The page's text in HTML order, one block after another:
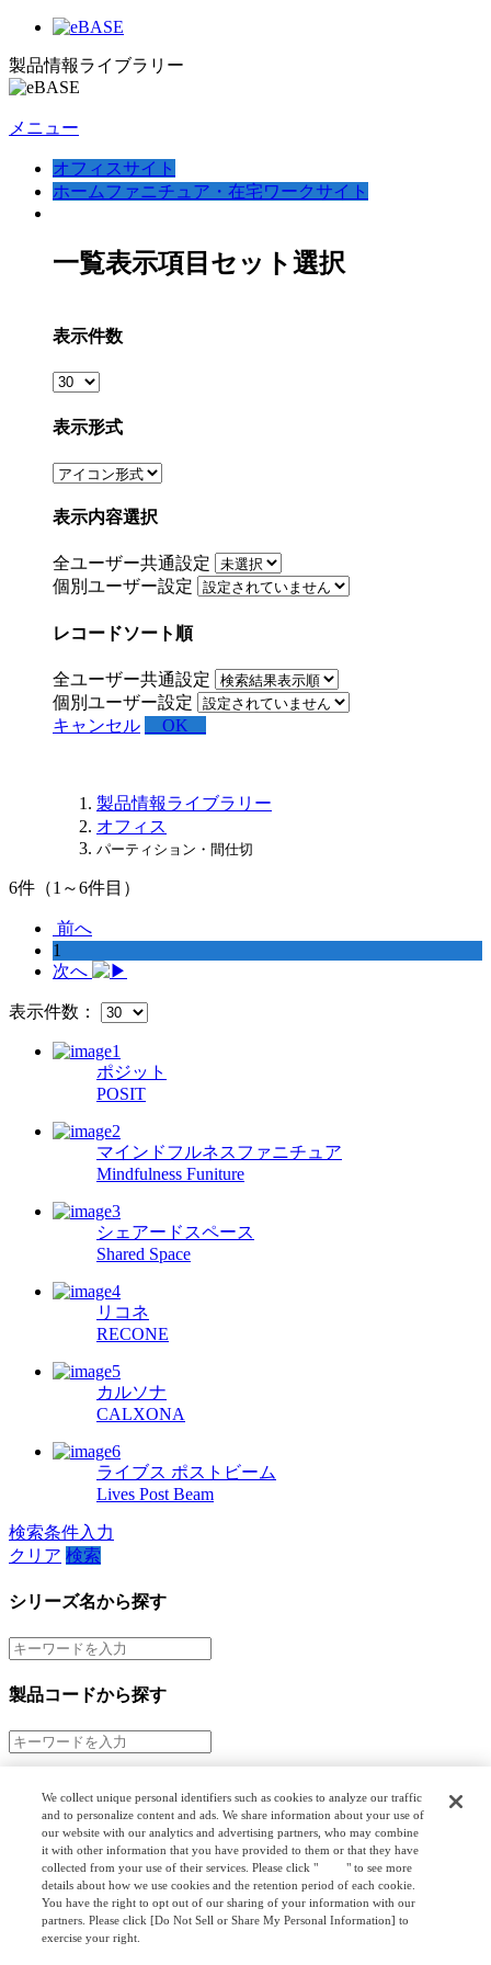
製品情報ライブラリー
メニュー
オフィスサイト
ホームファニチュア・在宅ワークサイト
一覧表示項目セット選択
表示件数
表示形式
表示内容選択
全ユーザー共通設定
個別ユーザー設定
レコードソート順
全ユーザー共通設定
個別ユーザー設定
キャンセル
OK
製品情報ライブラリー
オフィス
パーティション・間仕切
6件（1～6件目）
前へ
1
次へ
表示件数：
ポジット
POSIT
マインドフルネスファニチュア
Mindfulness Funiture
シェアードスペース
Shared Space
リコネ
RECONE
カルソナ
CALXONA
ライブス ポストビーム
Lives Post Beam
検索条件入力
クリア 検索
シリーズ名から探す
製品コードから探す
階層検索
オプション検索
We collect unique personal identifiers such as cookies to analyze our traffic
and to personalize content and ads. We share information about your use of
our website with our analytics and advertising partners, who may combine
it with other information that you have provided to them or that they have
collected from your use of their services. Please click "
here" to see more
details about how we use cookies and the retention period of each cookie.
You have the right to opt out of our sharing of your information with our
partners. Please click [Do Not Sell or Share My Personal Information] to
exercise your right.